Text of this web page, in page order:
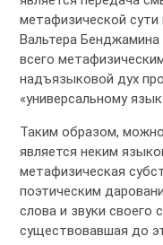
метафизической
Вальтера
всего
надъязыковой дух
«универсальному
Таким образом,
является неким
метафизическая
поэтическим
слова и звуки своего
существовавшая до